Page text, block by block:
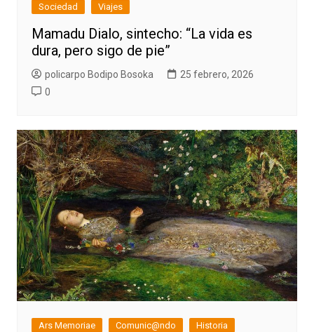
Sociedad
Viajes
Mamadu Dialo, sintecho: “La vida es
dura, pero sigo de pie”
policarpo Bodipo Bosoka
25 febrero, 2026
0
Ars Memoriae Comunic@ndo
Historia